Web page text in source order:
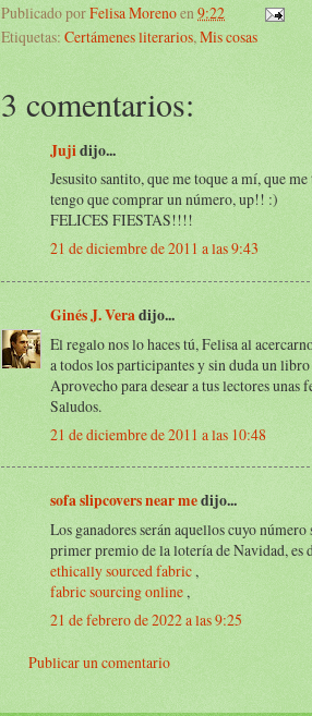
Publicado porFelisa Morenoen 9:22
Etiquetas: Certámenes literarios,Mis cosas
3 comentarios:
Jujidijo...
Jesusito santito, que me toque a mí, que
tengo que comprar un número, up!! :)
FELICES FIESTAS!!!!
21 de diciembre de 2011 a las 9:43
Ginés J. Veradijo...
El regalo nos lo haces tú, Felisa al
a todos los participantes y sin duda un
Aprovecho para desear a tus lectores
Saludos.
21 de diciembre de 2011 a las 10:48
sofa slipcovers near medijo...
Los ganadores serán aquellos cuyo
primer premio de la lotería de Navidad, es
ethically sourced fabric ,
fabric sourcing online ,
21 de febrero de 2022 a las 9:25
Publicar un comentario